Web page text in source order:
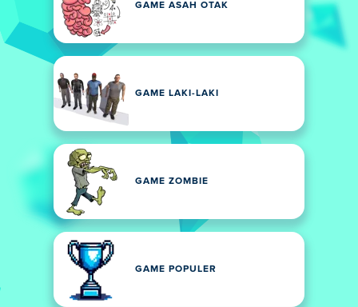
GAME ASAH OTAK
GAME LAKI-LAKI
GAME ZOMBIE
GAME POPULER